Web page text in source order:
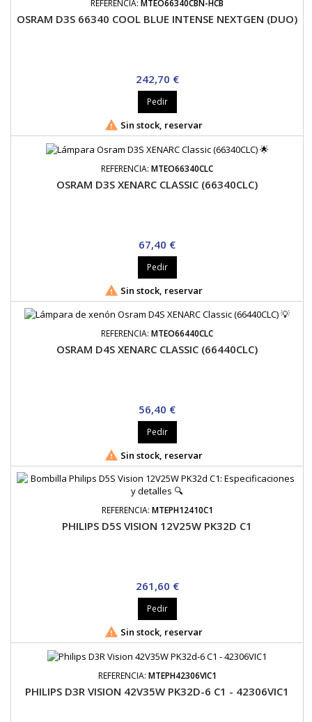
REFERENCIA: MTEO66340CBN-HCB
OSRAM D3S 66340 COOL BLUE INTENSE NEXTGEN (DUO)
Precio
242,70 €
Pedir
 Sin stock, reservar
REFERENCIA: MTEO66340CLC
OSRAM D3S XENARC CLASSIC (66340CLC)
Precio
67,40 €
Pedir
 Sin stock, reservar
REFERENCIA: MTEO66440CLC
OSRAM D4S XENARC CLASSIC (66440CLC)
Precio
56,40 €
Pedir
 Sin stock, reservar
REFERENCIA: MTEPH12410C1
PHILIPS D5S VISION 12V25W PK32D C1
Precio
261,60 €
Pedir
 Sin stock, reservar
REFERENCIA: MTEPH42306VIC1
PHILIPS D3R VISION 42V35W PK32D-6 C1 - 42306VIC1